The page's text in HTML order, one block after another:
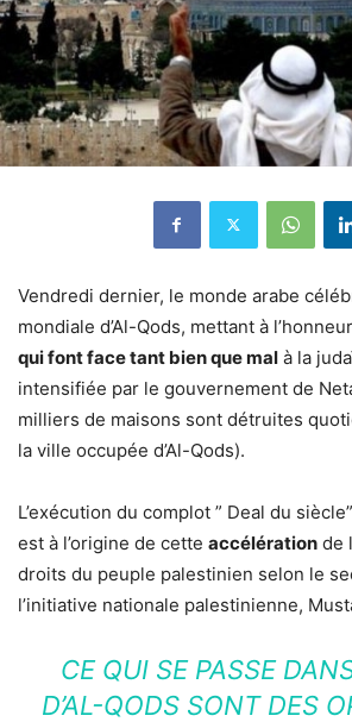
Vendredi dernier, le monde arabe
mondiale d’Al-Qods, mettant à
qui font face tant bien que mal à la
intensifiée par le gouvernement de
milliers de maisons sont détruites
la ville occupée d’Al-Qods).
L’exécution du complot ” Deal du
est à l’origine de cette accélération de
droits du peuple palestinien selon le
l’initiative nationale palestinienne,
CE QUI SE PASSE
D’AL-QODS SONT DES